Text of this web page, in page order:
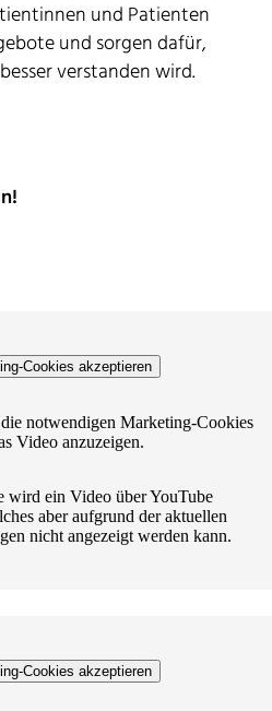
und Patienten
und sorgen dafür,
verstanden wird.
wird ein Video über YouTube
aber aufgrund der aktuellen
nicht angezeigt werden kann.
notwendigen Marketing-Cookies
Video anzuzeigen.
Cookies akzeptieren
Cookies akzeptieren